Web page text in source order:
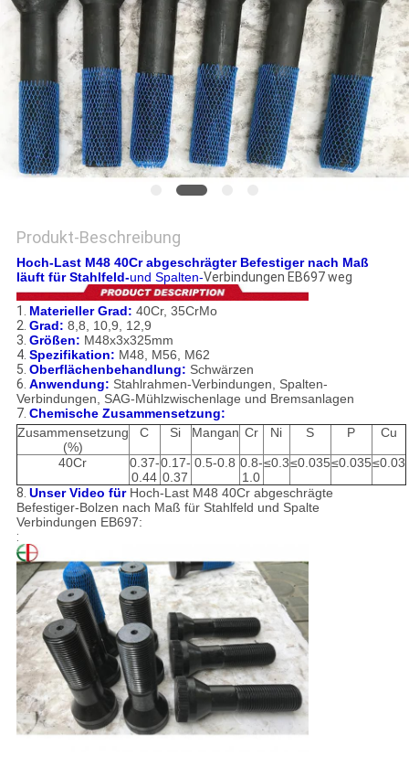
SITEMAP
DATENSCHUTZRICHTLINIE
Produkt-Beschreibung
Hoch-Last M48 40Cr abgeschrägter Befestiger nach Maß
läuft für Stahlfeld-und Spalten-Verbindungen EB697weg
1. Materieller Grad: 40Cr, 35CrMo
2. Grad: 8,8, 10,9, 12,9
3. Größen: M48x3x325mm
4. Spezifikation: M48, M56, M62
5. Oberflächenbehandlung: Schwärzen
6. Anwendung: Stahlrahmen-Verbindungen, Spalten-
Verbindungen, SAG-Mühlzwischenlage und Bremsanlagen
7. Chemische Zusammensetzung:
Zusammensetzung
(%)
C Si Mangan Cr Ni S P Cu
40Cr
0.37-
0.44
0.17-
0.37
0.5-0.8 0.8-
1.0
≤0.3≤0.035≤0.035≤0.03
8. Unser Video fürHoch-Last M48 40Cr abgeschrägte
Befestiger-Bolzen nach Maß für Stahlfeld und Spalte
Verbindungen EB697:
: